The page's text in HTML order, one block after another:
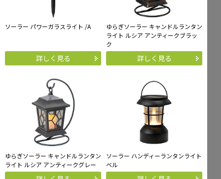
ソーラー パワーガラスライト /A
詳しく見る
ゆらぎソーラー キャンドルランタン
ライト ルシア アンティークブラッ
ク
詳しく見る
ゆらぎソーラー キャンドルランタン
ライト ルシア アンティークグレー
ソーラー ハンディーランタンライト
ベル